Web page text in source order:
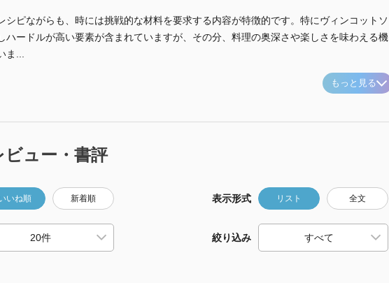
シピながらも、時には挑戦的な材料を要求する内容が特徴的です。特にヴィンコットソ
ハードルが高い要素が含まれていますが、その分、料理の奥深さや楽しさを味わえる機
ま...
もっと見る
ビュー・書評
いね順 新着順 表示形式 リスト 全文
絞り込み